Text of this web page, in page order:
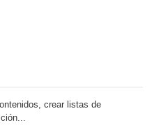
crear listas de